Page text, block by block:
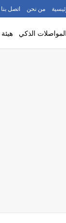
من نحن اتصل بنا
الذكي